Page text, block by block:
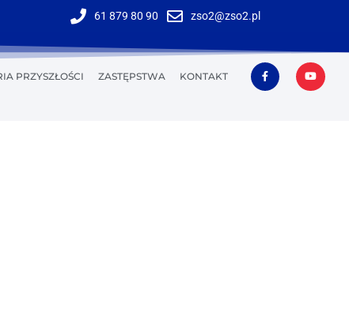
61 879 80 90 zso2@zso2.pl
PRZYSZŁOŚCI ZASTĘPSTWA KONTAKT